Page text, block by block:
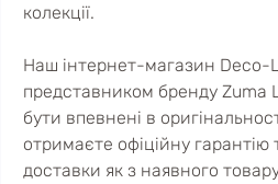
колекції.
Наш інтернет-магазин Deco-
представником бренду Zuma
бути впевнені в
отримаєте офіційну
доставки як з наявного